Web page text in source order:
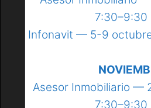
7:30–9:30
Infonavit — 5-9
Asesor Inmobiliario —
7:30–9:30